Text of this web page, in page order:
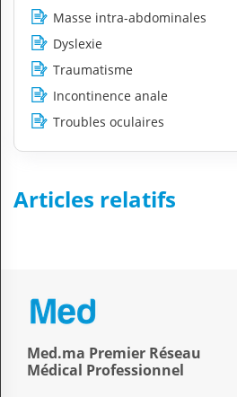
Masse intra-abdominales
Dyslexie
Traumatisme
Incontinence anale
Troubles oculaires
Articles relatifs
Med.ma Premier Réseau
Médical Professionnel